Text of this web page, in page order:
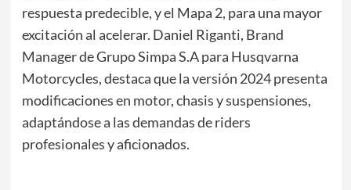
respuesta predecible, y el Mapa 2, para una mayor
excitación al acelerar. Daniel Riganti, Brand
Manager de Grupo Simpa S.A para Husqvarna
Motorcycles, destaca que la versión 2024 presenta
modificaciones en motor, chasis y suspensiones,
adaptándose a las demandas de riders
profesionales y aficionados.